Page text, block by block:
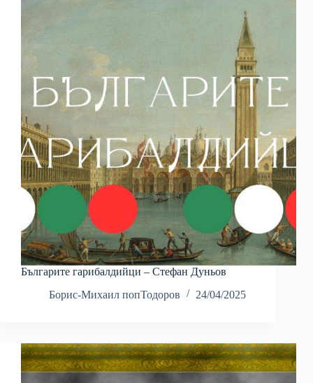
Българите гарибалдийци – Стефан Дуньов
Борис-Михаил попТодоров
24/04/2025